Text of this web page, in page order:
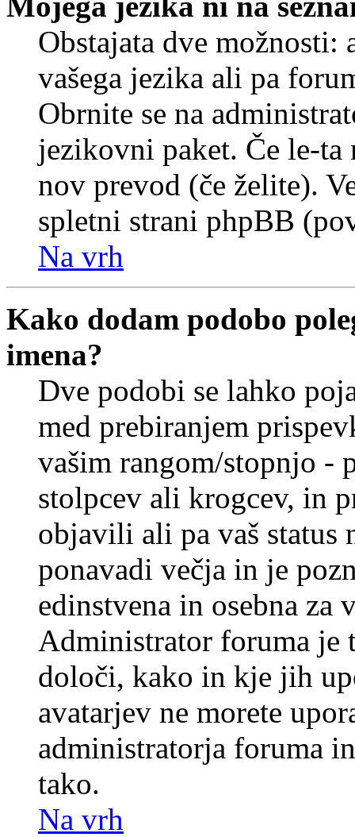
Obstajata dve
vašega jezika ali pa
Obrnite se na
jezikovni paket. Če le-ta
nov prevod (če želite).
spletni strani phpBB
Na vrh
Kako dodam podobo
imena?
Dve podobi se lahko
med prebiranjem
vašim rangom/stopnjo -
stolpcev ali krogcev, in
objavili ali pa vaš status
ponavadi večja in je
edinstvena in osebna za
Administrator foruma je
določi, kako in kje jih
avatarjev ne morete
administratorja foruma
tako.
Na vrh